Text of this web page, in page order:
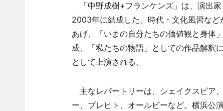
「中野成樹+フランケンズ」は、演出家
2003年に結成した。時代・文化風習な
あげ、「いまの自分たちの価値観と身体
成、「私たちの物語」としての作品解釈
として上演される。
主なレパートリーは、シェイクスピア
ー、ブレヒト、オールビーなど。横浜公